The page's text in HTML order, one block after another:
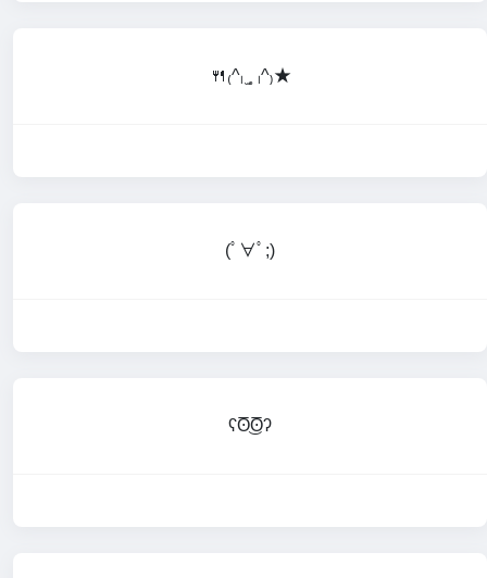
🍴₍^ₗ ̫˳ ₗ^₎★
(ﾟ∀ﾟ;)
ʕʘ̅͜ʘ̅ʔ